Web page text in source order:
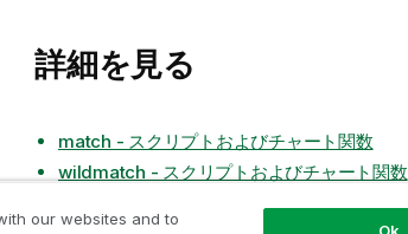
詳細を見る
match - スクリプトおよびチャート関数
wildmatch - スクリプトおよびチャート関数
our websites and to